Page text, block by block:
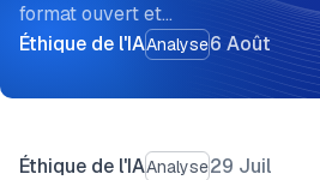
Éthique de l'IAAnalyse6 Août
format ouvert et…
Éthique de l'IAAnalyse29 Juil